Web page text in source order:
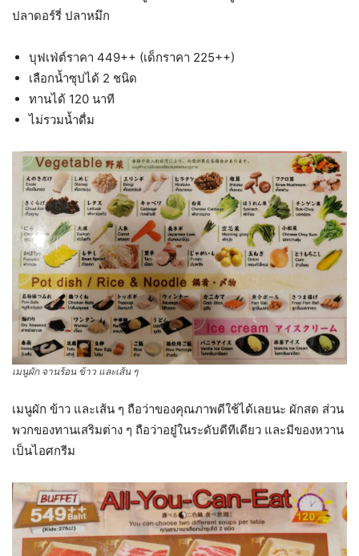
ปลาดอร์รี่ ปลาหมึก
บุฟเฟ่ต์ราคา 449++ (เด็กราคา 225++)
เลือกน้ำซุปได้ 2 ชนิด
ทานได้ 120 นาที
ไม่รวมน้ำดื่ม
เมนูผัก จานร้อน ข้าว และเส้น ๆ
เมนูผัก ข้าว และเส้น ๆ ถือว่าของคุณภาพดีใช้ได้เลยนะ ผักสด ส่วน
พวกของทานเสริมต่าง ๆ ถือว่าอยู๋ในระดับดีทีเดียว และมีของหวาน
เป็นไอศกรีม